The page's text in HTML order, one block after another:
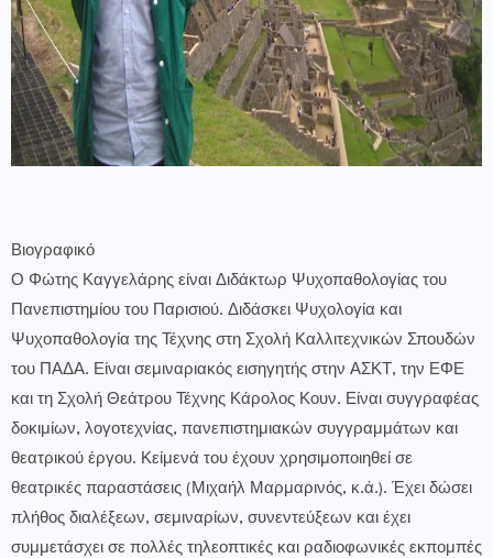
Βιογραφικό
Ο Φώτης Καγγελάρης είναι Διδάκτωρ Ψυχοπαθολογίας του
Πανεπιστημίου του Παρισιού. Διδάσκει Ψυχολογία και
Ψυχοπαθολογία της Τέχνης στη Σχολή Καλλιτεχνικών Σπουδών
του ΠΑΔΑ. Είναι σεμιναριακός εισηγητής στην ΑΣΚΤ, την ΕΦΕ
και τη Σχολή Θεάτρου Τέχνης Κάρολος Κουν. Είναι συγγραφέας
δοκιμίων, λογοτεχνίας, πανεπιστημιακών συγγραμμάτων και
θεατρικού έργου. Κείμενά του έχουν χρησιμοποιηθεί σε
θεατρικές παραστάσεις (Μιχαήλ Μαρμαρινός, κ.ά.). Έχει δώσει
πλήθος διαλέξεων, σεμιναρίων, συνεντεύξεων και έχει
συμμετάσχει σε πολλές τηλεοπτικές και ραδιοφωνικές εκπομπές